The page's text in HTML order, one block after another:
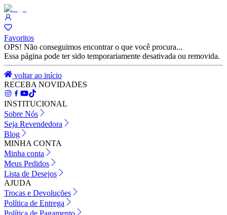
Favoritos
OPS! Não conseguimos encontrar o que você procura...
Essa página pode ter sido temporariamente desativada ou removida.
voltar ao início
RECEBA NOVIDADES
INSTITUCIONAL
Sobre Nós
Seja Revendedora
Blog
MINHA CONTA
Minha conta
Meus Pedidos
Lista de Desejos
AJUDA
Trocas e Devoluções
Política de Entrega
Política de Pagamento